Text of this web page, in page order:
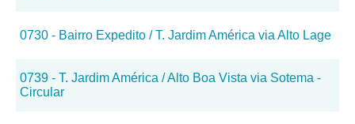
0730 - Bairro Expedito / T. Jardim América via Alto Lage
0739 - T. Jardim América / Alto Boa Vista via Sotema -
Circular